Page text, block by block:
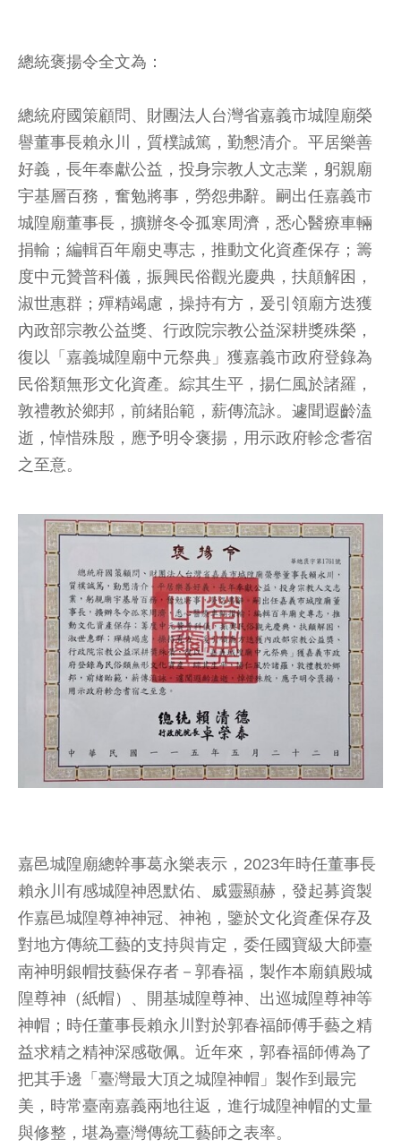
總統褒揚令全文為：
總統府國策顧問、財團法人台灣省嘉義市城隍廟榮
譽董事長賴永川，質樸誠篤，勤懇清介。平居樂善
好義，長年奉獻公益，投身宗教人文志業，躬親廟
宇基層百務，奮勉將事，勞怨弗辭。嗣出任嘉義市
城隍廟董事長，擴辦冬令孤寒周濟，悉心醫療車輛
捐輸；編輯百年廟史專志，推動文化資產保存；籌
度中元贊普科儀，振興民俗觀光慶典，扶顛解困，
淑世惠群；殫精竭慮，操持有方，爰引領廟方迭獲
內政部宗教公益獎、行政院宗教公益深耕獎殊榮，
復以「嘉義城隍廟中元祭典」獲嘉義市政府登錄為
民俗類無形文化資產。綜其生平，揚仁風於諸羅，
敦禮教於鄉邦，前緒貽範，薪傳流詠。遽聞遐齡溘
逝，悼惜殊殷，應予明令褒揚，用示政府軫念耆宿
之至意。
嘉邑城隍廟總幹事葛永樂表示，2023年時任董事長
賴永川有感城隍神恩默佑、威靈顯赫，發起募資製
作嘉邑城隍尊神神冠、神袍，鑒於文化資產保存及
對地方傳統工藝的支持與肯定，委任國寶級大師臺
南神明銀帽技藝保存者－郭春福，製作本廟鎮殿城
隍尊神（紙帽）、開基城隍尊神、出巡城隍尊神等
神帽；時任董事長賴永川對於郭春福師傅手藝之精
益求精之精神深感敬佩。近年來，郭春福師傅為了
把其手邊「臺灣最大頂之城隍神帽」製作到最完
美，時常臺南嘉義兩地往返，進行城隍神帽的丈量
與修整，堪為臺灣傳統工藝師之表率。